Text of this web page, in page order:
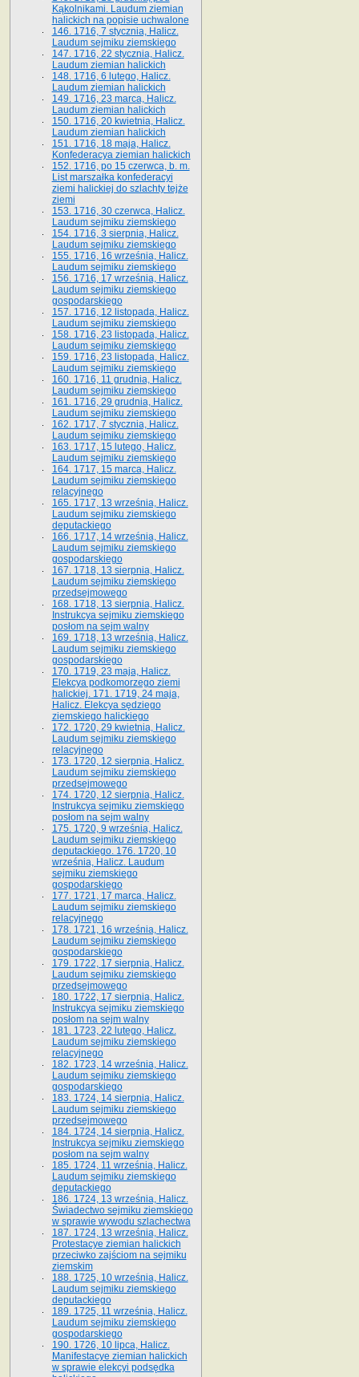
Kąkolnikami. Laudum ziemian
halickich na popisie uchwalone
146. 1716, 7 stycznia, Halicz.
Laudum sejmiku ziemskiego
147. 1716, 22 stycznia, Halicz.
Laudum ziemian halickich
148. 1716, 6 lutego, Halicz.
Laudum ziemian halickich
149. 1716, 23 marca, Halicz.
Laudum ziemian halickich
150. 1716, 20 kwietnia, Halicz.
Laudum ziemian halickich
151. 1716, 18 maja, Halicz.
Konfederacya ziemian halickich
152. 1716, po 15 czerwca, b. m.
List marszałka konfederacyi
ziemi halickiej do szlachty tejże
ziemi
153. 1716, 30 czerwca, Halicz.
Laudum sejmiku ziemskiego
154. 1716, 3 sierpnia, Halicz.
Laudum sejmiku ziemskiego
155. 1716, 16 września, Halicz.
Laudum sejmiku ziemskiego
156. 1716, 17 września, Halicz.
Laudum sejmiku ziemskiego
gospodarskiego
157. 1716, 12 listopada, Halicz.
Laudum sejmiku ziemskiego
158. 1716, 23 listopada, Halicz.
Laudum sejmiku ziemskiego
159. 1716, 23 listopada, Halicz.
Laudum sejmiku ziemskiego
160. 1716, 11 grudnia, Halicz.
Laudum sejmiku ziemskiego
161. 1716, 29 grudnia, Halicz.
Laudum sejmiku ziemskiego
162. 1717, 7 stycznia, Halicz.
Laudum sejmiku ziemskiego
163. 1717, 15 lutego, Halicz.
Laudum sejmiku ziemskiego
164. 1717, 15 marca, Halicz.
Laudum sejmiku ziemskiego
relacyjnego
165. 1717, 13 września, Halicz.
Laudum sejmiku ziemskiego
deputackiego
166. 1717, 14 września, Halicz.
Laudum sejmiku ziemskiego
gospodarskiego
167. 1718, 13 sierpnia, Halicz.
Laudum sejmiku ziemskiego
przedsejmowego
168. 1718, 13 sierpnia, Halicz.
Instrukcya sejmiku ziemskiego
posłom na sejm walny
169. 1718, 13 września, Halicz.
Laudum sejmiku ziemskiego
gospodarskiego
170. 1719, 23 maja, Halicz.
Elekcya podkomorzego ziemi
halickiej. 171. 1719, 24 maja,
Halicz. Elekcya sędziego
ziemskiego halickiego
172. 1720, 29 kwietnia, Halicz.
Laudum sejmiku ziemskiego
relacyjnego
173. 1720, 12 sierpnia, Halicz.
Laudum sejmiku ziemskiego
przedsejmowego
174. 1720, 12 sierpnia, Halicz.
Instrukcya sejmiku ziemskiego
posłom na sejm walny
175. 1720, 9 września, Halicz.
Laudum sejmiku ziemskiego
deputackiego. 176. 1720, 10
września, Halicz. Laudum
sejmiku ziemskiego
gospodarskiego
177. 1721, 17 marca, Halicz.
Laudum sejmiku ziemskiego
relacyjnego
178. 1721, 16 września, Halicz.
Laudum sejmiku ziemskiego
gospodarskiego
179. 1722, 17 sierpnia, Halicz.
Laudum sejmiku ziemskiego
przedsejmowego
180. 1722, 17 sierpnia, Halicz.
Instrukcya sejmiku ziemskiego
posłom na sejm walny
181. 1723, 22 lutego, Halicz.
Laudum sejmiku ziemskiego
relacyjnego
182. 1723, 14 września, Halicz.
Laudum sejmiku ziemskiego
gospodarskiego
183. 1724, 14 sierpnia, Halicz.
Laudum sejmiku ziemskiego
przedsejmowego
184. 1724, 14 sierpnia, Halicz.
Instrukcya sejmiku ziemskiego
posłom na sejm walny
185. 1724, 11 września, Halicz.
Laudum sejmiku ziemskiego
deputackiego
186. 1724, 13 września, Halicz.
Świadectwo sejmiku ziemskiego
w sprawie wywodu szlachectwa
187. 1724, 13 września, Halicz.
Protestacye ziemian halickich
przeciwko zajściom na sejmiku
ziemskim
188. 1725, 10 września, Halicz.
Laudum sejmiku ziemskiego
deputackiego
189. 1725, 11 września, Halicz.
Laudum sejmiku ziemskiego
gospodarskiego
190. 1726, 10 lipca, Halicz.
Manifestacye ziemian halickich
w sprawie elekcyi podsędka